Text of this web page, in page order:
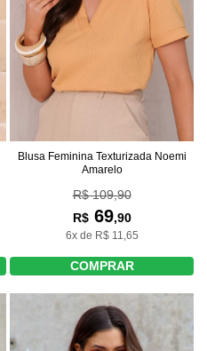
Blusa Feminina Texturizada Noemi
Amarelo
R$ 109,90
R$69,90
6x de R$ 11,65
COMPRAR